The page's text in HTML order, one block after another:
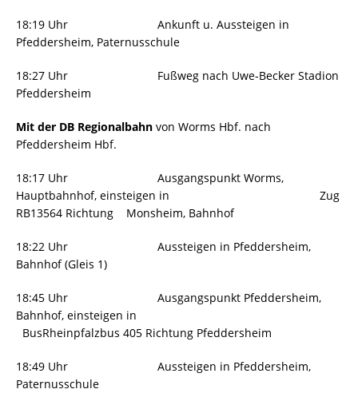
18:19 Uhr Ankunft u. Aussteigen in
Pfeddersheim, Paternusschule
18:27 Uhr Fußweg nach Uwe-Becker Stadion
Pfeddersheim
Mit der DB Regionalbahn von Worms Hbf. nach
Pfeddersheim Hbf.
18:17 Uhr Ausgangspunkt Worms,
Hauptbahnhof, einsteigen in Zug
RB13564 Richtung Monsheim, Bahnhof
18:22 Uhr Aussteigen in Pfeddersheim,
Bahnhof (Gleis 1)
18:45 Uhr Ausgangspunkt Pfeddersheim,
Bahnhof, einsteigen in
BusRheinpfalzbus 405 Richtung Pfeddersheim
18:49 Uhr Aussteigen in Pfeddersheim,
Paternusschule